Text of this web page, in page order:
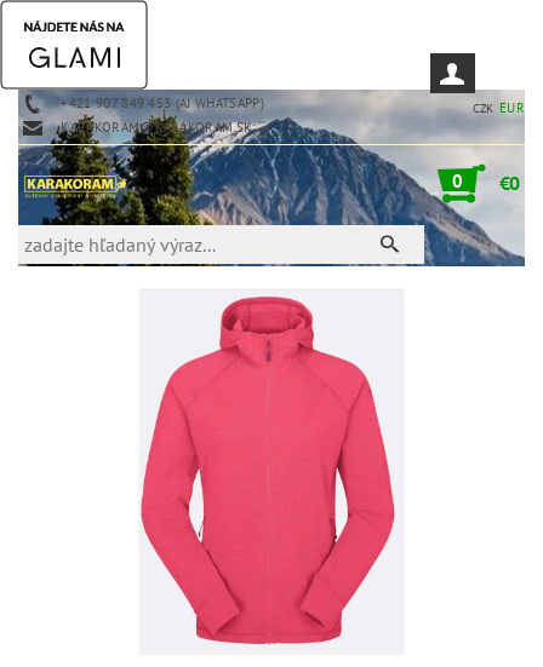
+421 907 849 453 (AJ WHATSAPP)
KARAKORAM@KARAKORAM.SK
CZK EUR
0 €0